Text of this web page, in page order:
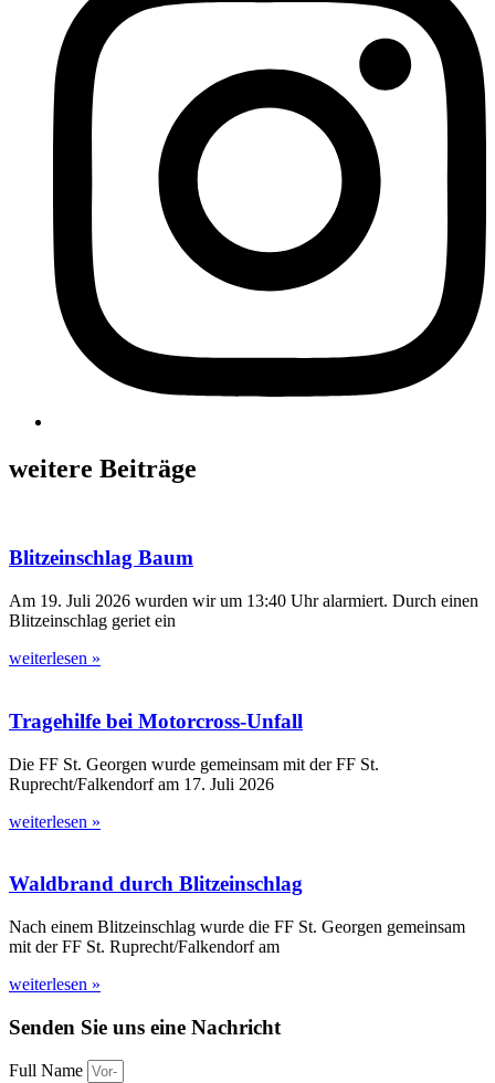
weitere Beiträge
Blitzeinschlag Baum
Am 19. Juli 2026 wurden wir um 13:40 Uhr alarmiert. Durch einen
Blitzeinschlag geriet ein
weiterlesen »
Tragehilfe bei Motorcross-Unfall
Die FF St. Georgen wurde gemeinsam mit der FF St.
Ruprecht/Falkendorf am 17. Juli 2026
weiterlesen »
Waldbrand durch Blitzeinschlag
Nach einem Blitzeinschlag wurde die FF St. Georgen gemeinsam
mit der FF St. Ruprecht/Falkendorf am
weiterlesen »
Senden Sie uns eine Nachricht
Full Name